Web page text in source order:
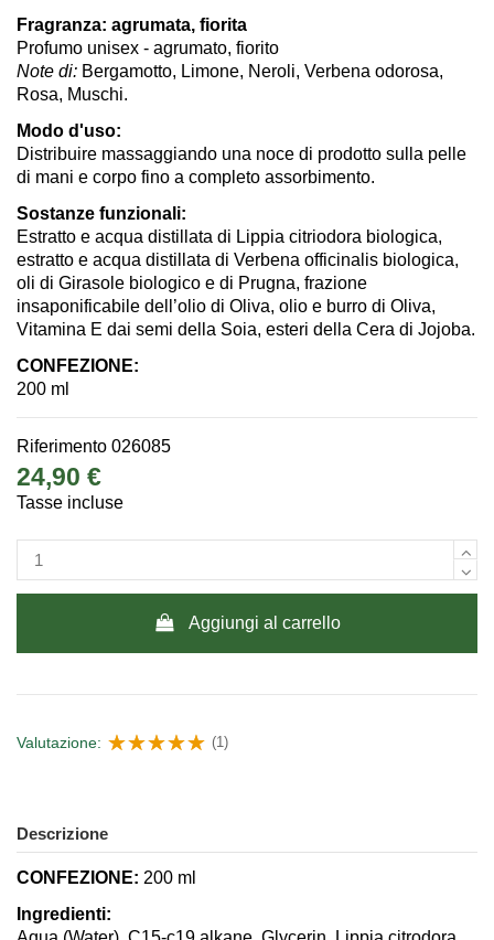
Fragranza: agrumata, fiorita
Profumo unisex - agrumato, fiorito
Note di: Bergamotto, Limone, Neroli, Verbena odorosa,
Rosa, Muschi.
Modo d'uso:
Distribuire massaggiando una noce di prodotto sulla pelle
di mani e corpo fino a completo assorbimento.
Sostanze funzionali:
Estratto e acqua distillata di Lippia citriodora biologica,
estratto e acqua distillata di Verbena officinalis biologica,
oli di Girasole biologico e di Prugna, frazione
insaponificabile dell’olio di Oliva, olio e burro di Oliva,
Vitamina E dai semi della Soia, esteri della Cera di Jojoba.
CONFEZIONE:
200 ml
Riferimento 026085
24,90 €
Tasse incluse
Aggiungi al carrello
Valutazione: (1)
Descrizione
CONFEZIONE: 200 ml
Ingredienti: